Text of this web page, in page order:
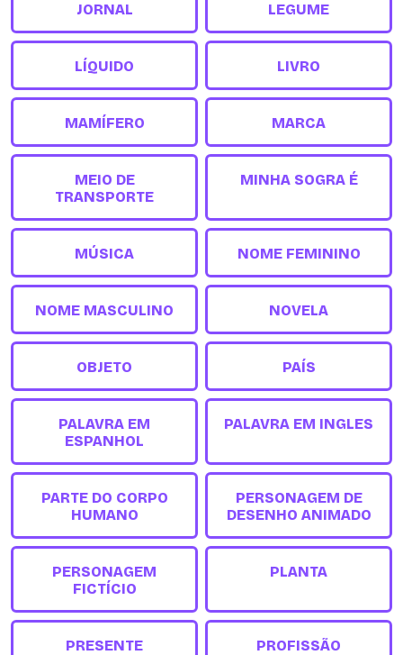
JORNAL LEGUME
LÍQUIDO LIVRO
MAMÍFERO MARCA
MEIO DE
TRANSPORTE
MINHA SOGRA É
MÚSICA NOME FEMININO
NOME MASCULINO NOVELA
OBJETO PAÍS
PALAVRA EM
ESPANHOL
PALAVRA EM INGLES
PARTE DO CORPO
HUMANO
PERSONAGEM DE
DESENHO ANIMADO
PERSONAGEM
FICTÍCIO
PLANTA
PRESENTE PROFISSÃO